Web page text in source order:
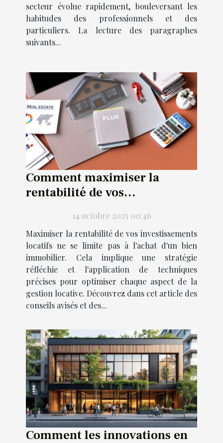
secteur évolue rapidement, bouleversant les
habitudes des professionnels et des
particuliers. La lecture des paragraphes
suivants...
Comment maximiser la
rentabilité de vos
14 octobre 2025 00:46
Maximiser la rentabilité de vos investissements
locatifs ne se limite pas à l'achat d'un bien
immobilier. Cela implique une stratégie
réfléchie et l'application de techniques
précises pour optimiser chaque aspect de la
gestion locative. Découvrez dans cet article des
conseils avisés et des...
Comment les innovations en